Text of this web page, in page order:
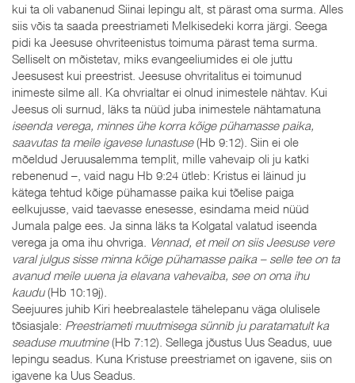
kui ta oli vabanenud Siinai lepingu alt, st pärast oma surma. Alles
siis võis ta saada preestriameti Melkisedeki korra järgi. Seega
pidi ka Jeesuse ohvriteenistus toimuma pärast tema surma.
Selliselt on mõistetav, miks evangeeliumides ei ole juttu
Jeesusest kui preestrist. Jeesuse ohvritalitus ei toimunud
inimeste silme all. Ka ohvrialtar ei olnud inimestele nähtav. Kui
Jeesus oli surnud, läks ta nüüd juba inimestele nähtamatuna
iseenda verega, minnes ühe korra kõige pühamasse paika,
saavutas ta meile igavese lunastuse(Hb 9:12). Siin ei ole
mõeldud Jeruusalemma templit, mille vahevaip oli ju katki
rebenenud –, vaid nagu Hb 9:24 ütleb: Kristus ei läinud ju
kätega tehtud kõige pühamasse paika kui tõelise paiga
eelkujusse, vaid taevasse enesesse, esindama meid nüüd
Jumala palge ees. Ja sinna läks ta Kolgatal valatud iseenda
verega ja oma ihu ohvriga.
Vennad, et meil on siis Jeesuse vere
varal julgus sisse minna kõige pühamasse paika – selle tee on ta
avanud meile uuena ja elavana vahevaiba, see on oma ihu
kaudu(Hb 10:19j).
Seejuures juhib Kiri heebrealastele tähelepanu väga olulisele
tõsiasjale: Preestriameti muutmisega sünnib ju paratamatult ka
seaduse muutmine(Hb 7:12). Sellega jõustus Uus Seadus, uue
lepingu seadus. Kuna Kristuse preestriamet on igavene, siis on
igavene ka Uus Seadus.